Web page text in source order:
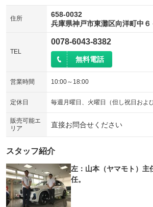
住所
658-0032
兵庫県神戸市東灘区向洋町中６
TEL
0078-6043-8382
無料電話
営業時間 10:00～18:00
定休日 毎週月曜日、火曜日（但し祝日およ
販売可能エ
リア
直接お問合せください
スタッフ紹介
左：山本（ヤマモト）主
任。